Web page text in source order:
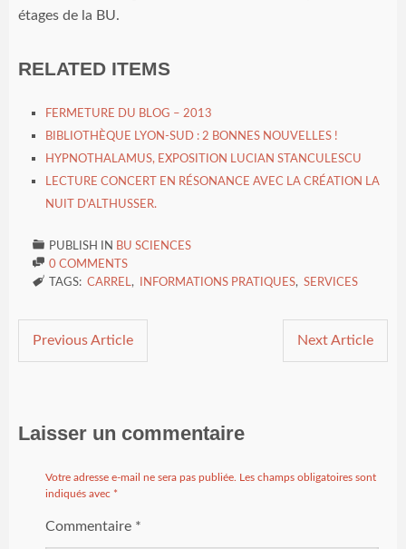
étages de la BU.
RELATED ITEMS
FERMETURE DU BLOG – 2013
BIBLIOTHÈQUE LYON-SUD : 2 BONNES NOUVELLES !
HYPNOTHALAMUS, EXPOSITION LUCIAN STANCULESCU
LECTURE CONCERT EN RÉSONANCE AVEC LA CRÉATION LA
NUIT D’ALTHUSSER.
 PUBLISH IN BU SCIENCES
 0 COMMENTS

TAGS: CARREL, INFORMATIONS PRATIQUES, SERVICES
Previous Article Next Article
Laisser un commentaire
Votre adresse e-mail ne sera pas publiée. Les champs obligatoires sont
indiqués avec *
Commentaire *